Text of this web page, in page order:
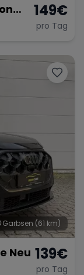
149€
pro Tag
Garbsen (61 km)
Neu 139€
pro Tag